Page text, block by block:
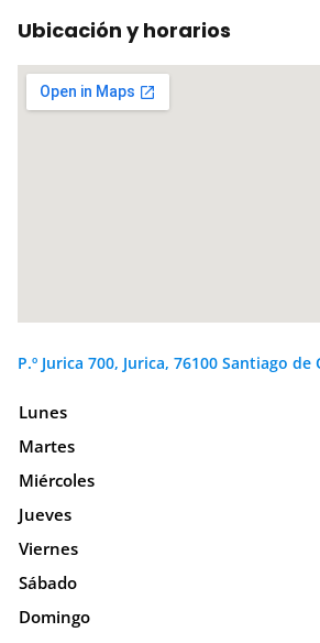
Ubicación y horarios
P.º Jurica 700, Jurica, 76100 Santiago
Lunes
Martes
Miércoles
Jueves
Viernes
Sábado
Domingo